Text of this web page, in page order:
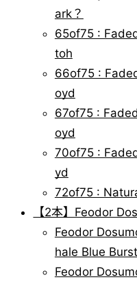
ark？
65of75 :
toh
66of75 :
oyd
67of75 :
oyd
70of75 :
yd
72of75 :
【2本】Feodor
Feodor
hale Blue
Feodor